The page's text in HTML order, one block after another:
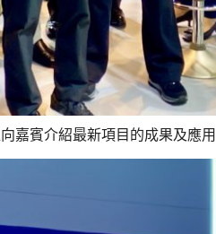
嘉賓介紹最新項目的成果及應用